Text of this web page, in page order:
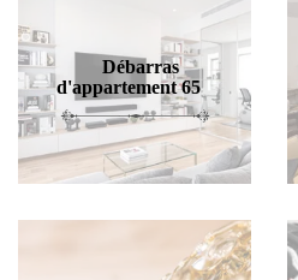
Débarras
d'appartement 65